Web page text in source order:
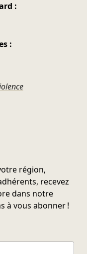
:
:
région,
recevez
dans notre
à vous abonner !